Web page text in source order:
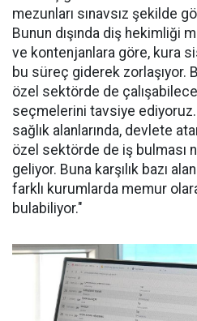
mezunları sınavsız şekilde
Bunun dışında diş hekimliği
ve kontenjanlara göre, kura
bu süreç giderek zorlaşıyor.
özel sektörde de
seçmelerini tavsiye ediyoruz.
sağlık alanlarında, devlete
özel sektörde de iş bulması
geliyor. Buna karşılık bazı
farklı kurumlarda memur
bulabiliyor."